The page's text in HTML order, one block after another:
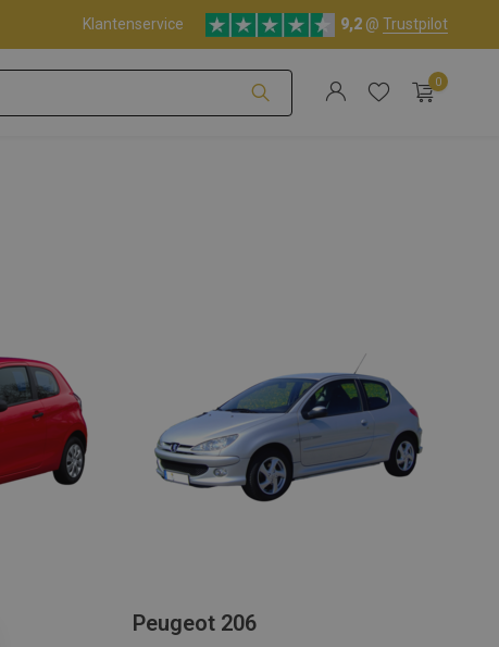
Klantenservice 9,2 @ Trustpilot
0
Peugeot 206